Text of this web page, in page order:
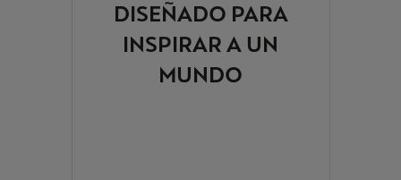
DISEÑADO PARA
INSPIRAR A UN
MUNDO